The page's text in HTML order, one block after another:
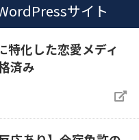
サイト
特化した恋愛メディ
済み